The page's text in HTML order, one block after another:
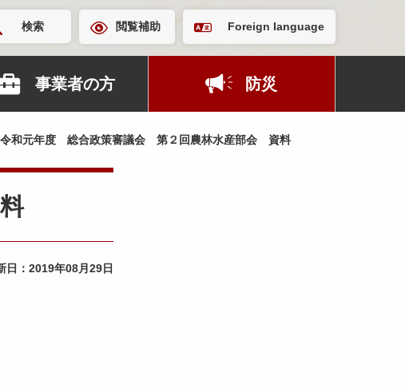
検索 閲覧補助 Foreign language
事業者の方 防災
令和元年度 総合政策審議会 第２回農林水産部会 資料
日： 2019年08月29日